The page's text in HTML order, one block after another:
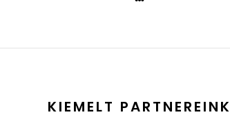
KIEMELT PARTNEREINK